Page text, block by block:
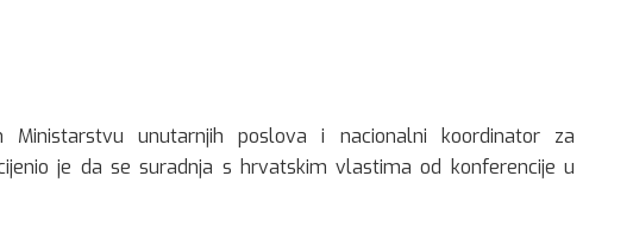
Ministarstvu unutarnjih poslova i nacionalni koordinator za
je da se suradnja s hrvatskim vlastima od konferencije u